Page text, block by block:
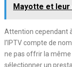
Mayotte et
Attention cependant
l’IPTV compte de
ne pas offrir la
sélectionner un